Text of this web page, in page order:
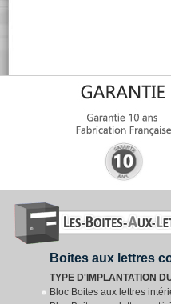
Boites aux lettres
TYPE D'IMPLANTATION
Bloc Boites aux lettres